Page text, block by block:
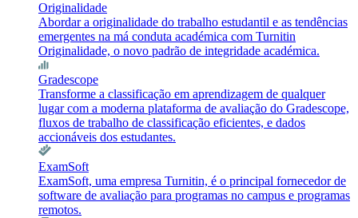
Originalidade
Abordar a originalidade do trabalho estudantil e as tendências
emergentes na má conduta académica com Turnitin
Originalidade, o novo padrão de integridade académica.
Gradescope
Transforme a classificação em aprendizagem de qualquer
lugar com a moderna plataforma de avaliação do Gradescope,
fluxos de trabalho de classificação eficientes, e dados
accionáveis dos estudantes.
ExamSoft
ExamSoft, uma empresa Turnitin, é o principal fornecedor de
software de avaliação para programas no campus e programas
remotos.